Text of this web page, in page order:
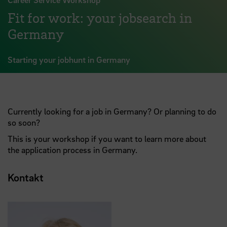
Fit for work: your jobsearch in
Germany
Starting your jobhunt in Germany
Currently looking for a job in Germany? Or planning to do
so soon?
This is your workshop if you want to learn more about
the application process in Germany.
Kontakt